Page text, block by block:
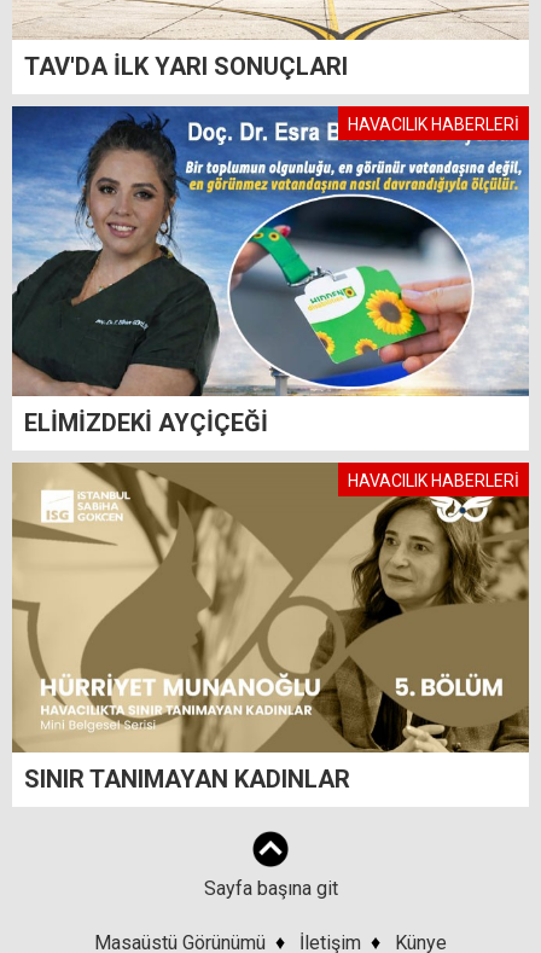
TAV'DA İLK YARI SONUÇLARI
HAVACILIK HABERLERİ
ELİMİZDEKİ AYÇİÇEĞİ
HAVACILIK HABERLERİ
SINIR TANIMAYAN KADINLAR
Sayfa başına git
Masaüstü Görünümü ♦ İletişim ♦ Künye